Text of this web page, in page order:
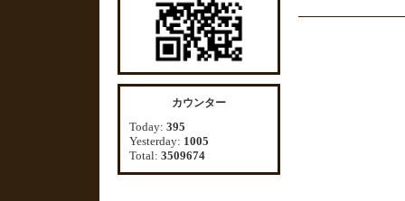
カウンター
Today: 395
Yesterday: 1005
Total: 3509674